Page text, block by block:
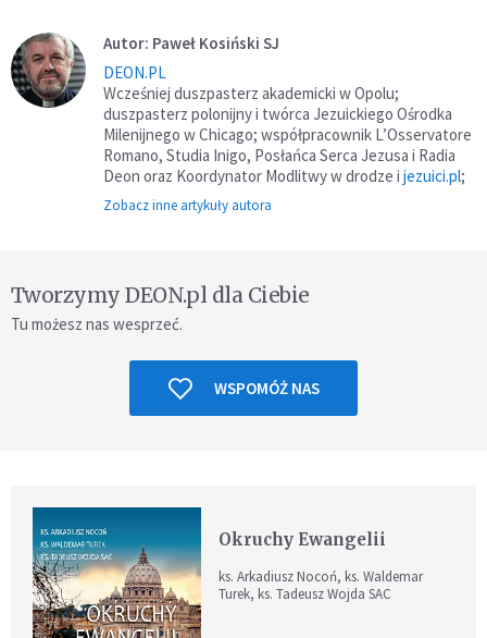
Autor: Paweł Kosiński SJ
DEON.PL
Wcześniej duszpasterz akademicki w Opolu;
duszpasterz polonijny i twórca Jezuickiego Ośrodka
Milenijnego w Chicago; współpracownik L’Osservatore
Romano, Studia Inigo, Posłańca Serca Jezusa i Radia
Deon oraz Koordynator Modlitwy w drodze i jezuici.pl;
Zobacz inne artykuły autora
Tworzymy DEON.pl dla Ciebie
Tu możesz nas wesprzeć.
WSPOMÓŻ NAS
Okruchy Ewangelii
ks. Arkadiusz Nocoń, ks. Waldemar
Turek, ks. Tadeusz Wojda SAC